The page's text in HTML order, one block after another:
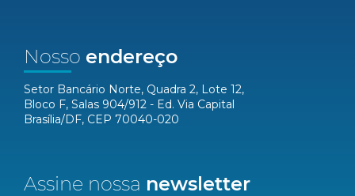
Nosso endereço
Setor Bancário Norte, Quadra 2, Lote 12,
Bloco F, Salas 904/912 - Ed. Via Capital
Brasília/DF, CEP 70040-020
Assine nossa newsletter